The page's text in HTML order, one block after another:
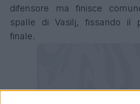
difensore ma finisce
spalle di Vasilj, fissando il
finale.